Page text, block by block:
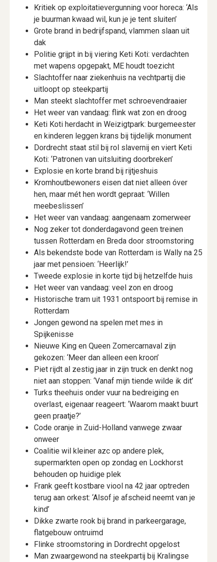
Kritiek op exploitatievergunning voor horeca: ‘Als
je buurman kwaad wil, kun je je tent sluiten’
Grote brand in bedrijfspand, vlammen slaan uit
dak
Politie grijpt in bij viering Keti Koti: verdachten
met wapens opgepakt, ME houdt toezicht
Slachtoffer naar ziekenhuis na vechtpartij die
uitloopt op steekpartij
Man steekt slachtoffer met schroevendraaier
Het weer van vandaag: flink wat zon en droog
Keti Koti herdacht in Weizigtpark: burgemeester
en kinderen leggen krans bij tijdelijk monument
Dordrecht staat stil bij rol slavernij en viert Keti
Koti: ‘Patronen van uitsluiting doorbreken’
Explosie en korte brand bij rijtjeshuis
Kromhoutbewoners eisen dat niet alleen óver
hen, maar mét hen wordt gepraat: ‘Willen
meebeslissen’
Het weer van vandaag: aangenaam zomerweer
Nog zeker tot donderdagavond geen treinen
tussen Rotterdam en Breda door stroomstoring
Als bekendste bode van Rotterdam is Wally na 25
jaar met pensioen: ‘Heerlijk!’
Tweede explosie in korte tijd bij hetzelfde huis
Het weer van vandaag: veel zon en droog
Historische tram uit 1931 ontspoort bij remise in
Rotterdam
Jongen gewond na spelen met mes in
Spijkenisse
Nieuwe King en Queen Zomercarnaval zijn
gekozen: ‘Meer dan alleen een kroon’
Piet rijdt al zestig jaar in zijn truck en denkt nog
niet aan stoppen: ‘Vanaf mijn tiende wilde ik dit’
Turks theehuis onder vuur na bedreiging en
overlast, eigenaar reageert: ‘Waarom maakt buurt
geen praatje?’
Code oranje in Zuid-Holland vanwege zwaar
onweer
Coalitie wil kleiner azc op andere plek,
supermarkten open op zondag en Lockhorst
behouden op huidige plek
Frank geeft kostbare viool na 42 jaar optreden
terug aan orkest: ‘Alsof je afscheid neemt van je
kind’
Dikke zwarte rook bij brand in parkeergarage,
flatgebouw ontruimd
Flinke stroomstoring in Dordrecht opgelost
Man zwaargewond na steekpartij bij Kralingse